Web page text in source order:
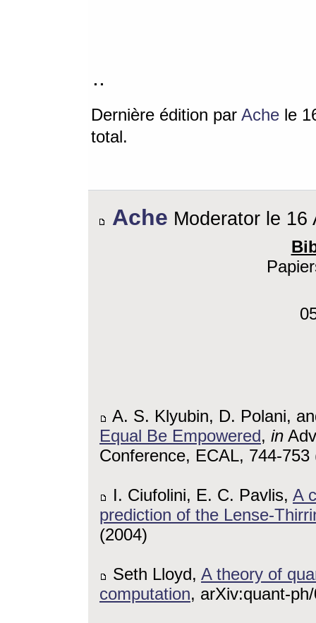
..
Dernière édition par Ache le
total.
Ache Moderator le 16
A. S. Klyubin, D. Polani,
Equal Be Empowered, in
Conference, ECAL, 744-753
I. Ciufolini, E. C. Pavlis, A
prediction of the Lense-
(2004)
Seth Lloyd, A theory of
computation, arXiv:quant-